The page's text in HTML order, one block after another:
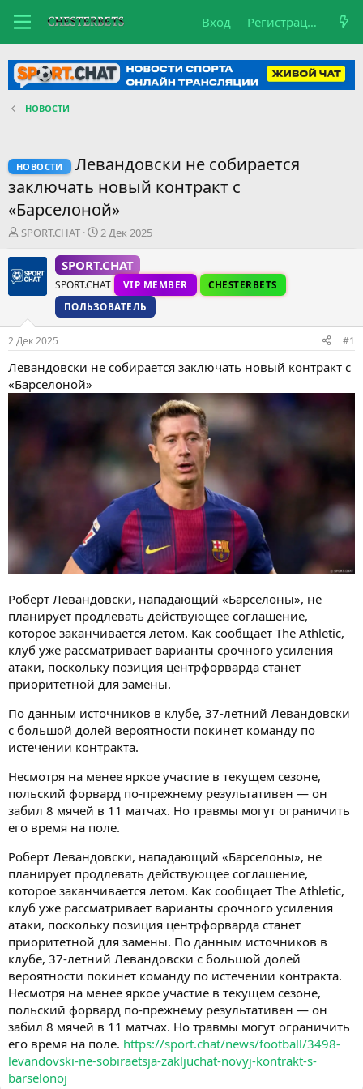
Вход Регистрация
НОВОСТИ
НОВОСТИ
Левандовски не собирается
заключать новый контракт с
«Барселоной»
А
т
о
е
м
ы
SPORT.CHAT
Д
т
а
н
а
ч
л
а
2 Дек 2025
SPORT.CHAT
SPORT.CHAT VIP MEMBER
CHESTERBETS
ПОЛЬЗОВАТЕЛЬ
2 Дек 2025 #1
Левандовски не собирается заключать новый контракт с
«Барселоной»
Роберт Левандовски, нападающий «Барселоны», не
планирует продлевать действующее соглашение,
которое заканчивается летом. Как сообщает The Athletic,
клуб уже рассматривает варианты срочного усиления
атаки, поскольку позиция центрфорварда станет
приоритетной для замены.
По данным источников в клубе, 37-летний Левандовски
с большой долей вероятности покинет команду по
истечении контракта.
Несмотря на менее яркое участие в текущем сезоне,
польский форвард по-прежнему результативен — он
забил 8 мячей в 11 матчах. Но травмы могут ограничить
его время на поле.
Роберт Левандовски, нападающий «Барселоны», не
планирует продлевать действующее соглашение,
которое заканчивается летом. Как сообщает The Athletic,
клуб уже рассматривает варианты срочного усиления
атаки, поскольку позиция центрфорварда станет
приоритетной для замены. По данным источников в
клубе, 37-летний Левандовски с большой долей
вероятности покинет команду по истечении контракта.
Несмотря на менее яркое участие в текущем сезоне,
польский форвард по-прежнему результативен — он
забил 8 мячей в 11 матчах. Но травмы могут ограничить
его время на поле. https://sport.chat/news/football/3498-
levandovski-ne-sobiraetsja-zakljuchat-novyj-kontrakt-s-
barselonoj